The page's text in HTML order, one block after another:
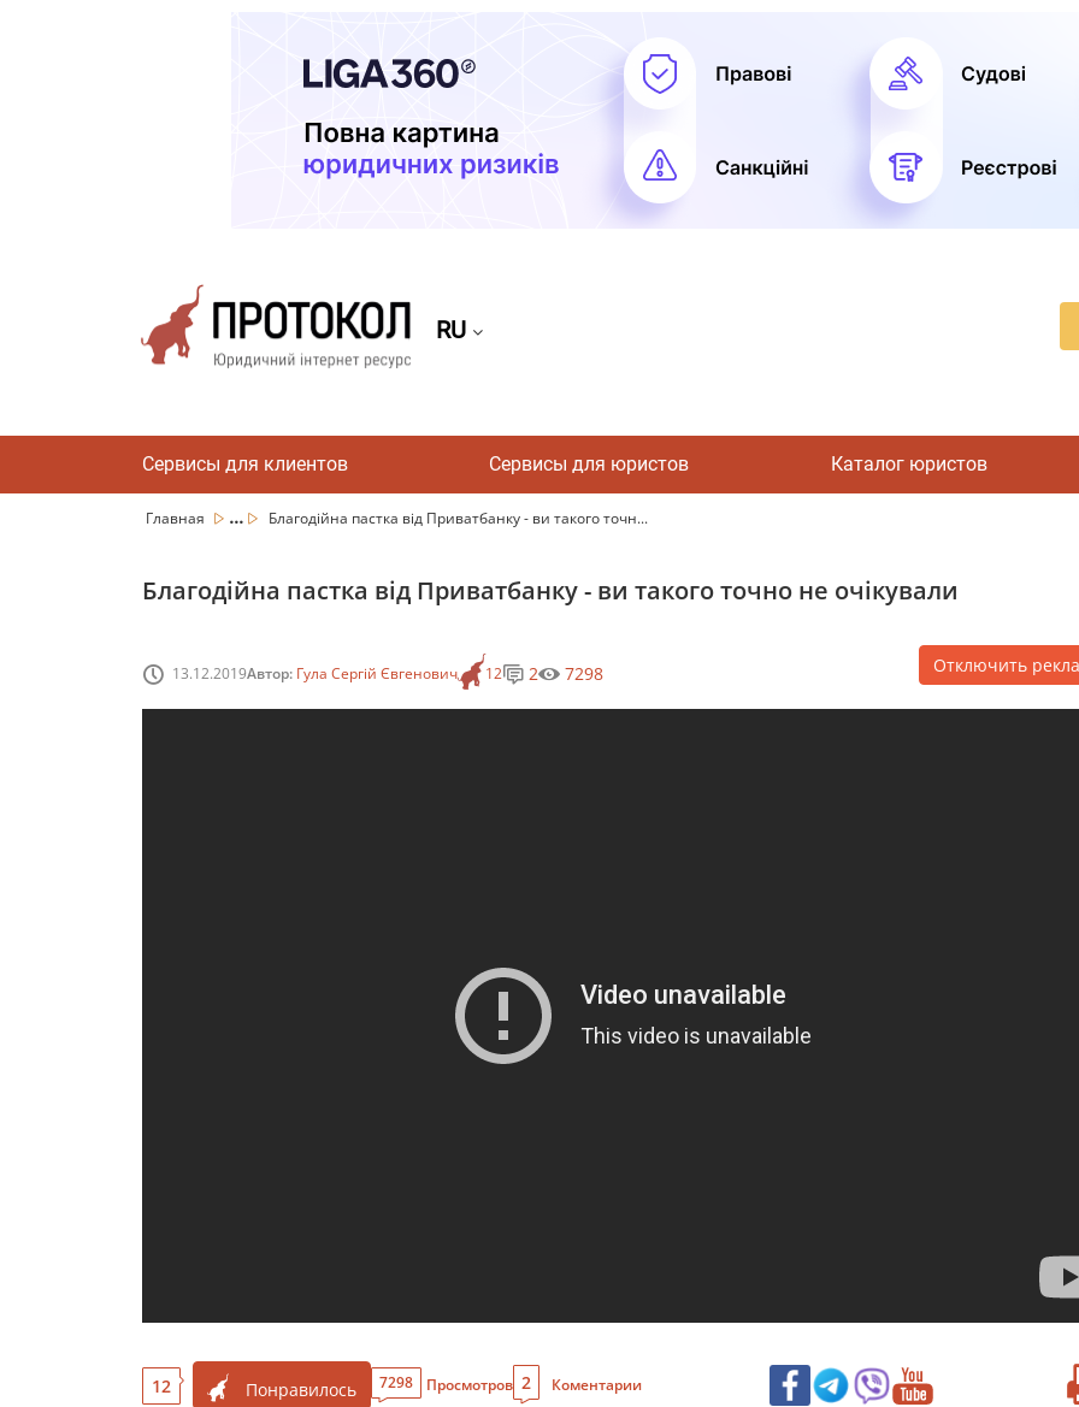
RU
Сервисы для клиентов Сервисы для юристов Каталог юристов
Главная ... Благодійна пастка від Приватбанку - ви такого точн...
Благодійна пастка від Приватбанку - ви такого точно не очікували
13.12.2019Автор: Гула Сергій Євгенович 12 2 7298 Отключить
12 Понравилось 7298 Просмотров 2 Коментарии